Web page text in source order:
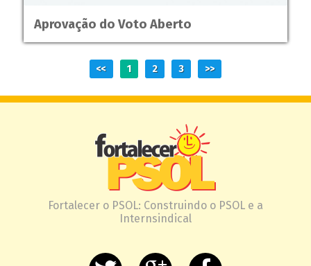
Aprovação do Voto Aberto
<< 1 2 3 >>
Fortalecer o PSOL: Construindo o PSOL e a
Internsindical